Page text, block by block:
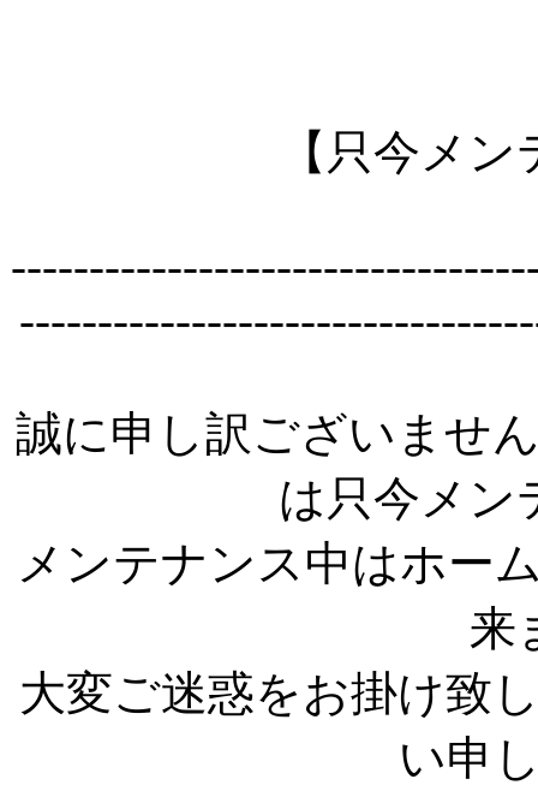
【只今メ
誠に申し訳ございませ
は只今メン
メンテナンス中はホー
来
大変ご迷惑をお掛け致
い申